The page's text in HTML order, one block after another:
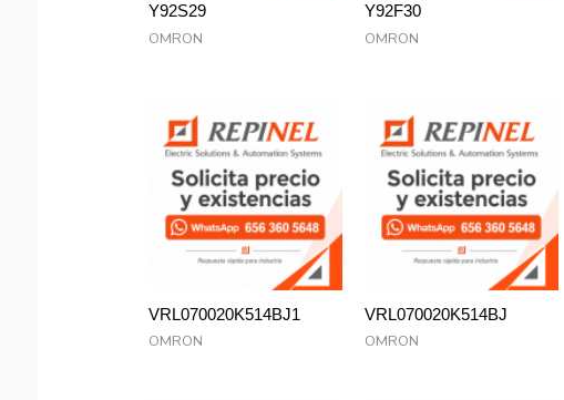
Y92S29
OMRON
Y92F30
OMRON
VRL070020K514BJ1
OMRON
VRL070020K514BJ
OMRON